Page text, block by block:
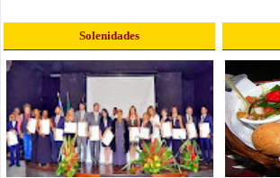
Solenidades